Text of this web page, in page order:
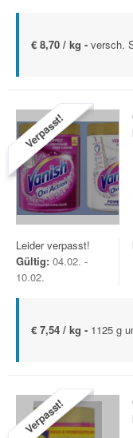
€ 8,70 / kg - versch.
Verpasst!
Leider verpasst!
Gültig: 04.02. -
10.02.
€ 7,54 / kg - 1125 g
Verpasst!